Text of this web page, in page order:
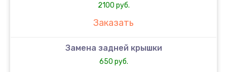
2100 руб.
Заказать
Замена задней крышки
650 руб.